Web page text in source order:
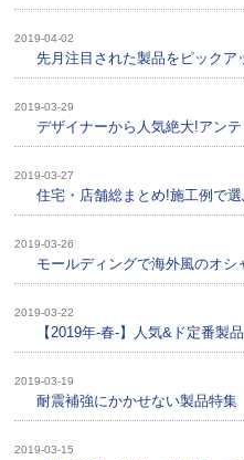
2019-04-02
先月注目された製品をピックア
2019-03-29
デザイナーから人気絶大!アン
2019-03-27
住宅・店舗総まとめ!施工例で
2019-03-26
モールディングで海外風のオシ
2019-03-22
【2019年-春-】人気&ド定番製
2019-03-19
耐震補強にかかせない製品特集
2019-03-15